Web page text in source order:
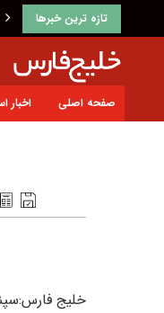
تازه ترین خبرها
صفحه اصلی اخبار
خلیج